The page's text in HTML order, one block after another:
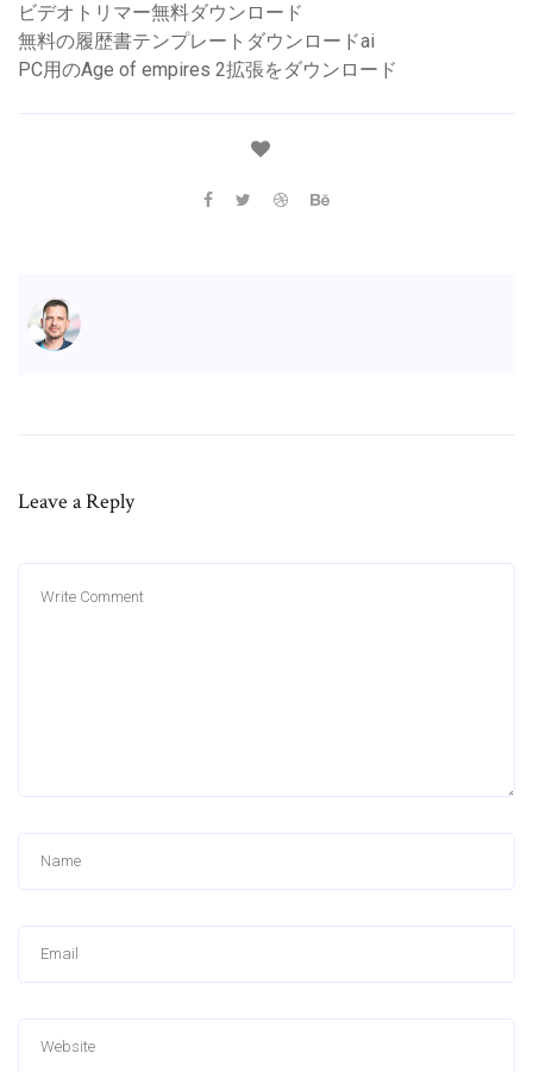
ビデオトリマー無料ダウンロード
無料の履歴書テンプレートダウンロードai
PC用のAge of empires 2拡張をダウンロード
Leave a Reply